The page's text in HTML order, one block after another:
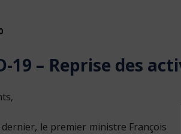
19 – Reprise des
dernier, le premier ministre François